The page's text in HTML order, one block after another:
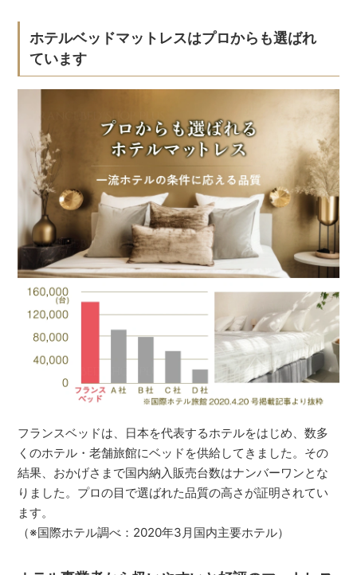
ホテルベッドマットレスはプロからも選ばれ
ています
フランスベッドは、日本を代表するホテルをはじめ、数多
くのホテル・老舗旅館にベッドを供給してきました。その
結果、おかげさまで国内納入販売台数はナンバーワンとな
りました。プロの目で選ばれた品質の高さが証明されてい
ます。
（※国際ホテル調べ：2020年3月国内主要ホテル）